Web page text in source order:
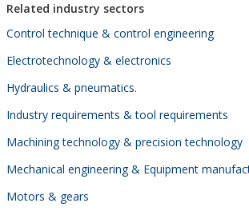
Related industry sectors
Control technique & control engineering
Electrotechnology & electronics
Hydraulics & pneumatics.
Industry requirements & tool requirements
Machining technology & precision technology
Mechanical engineering & Equipment
Motors & gears